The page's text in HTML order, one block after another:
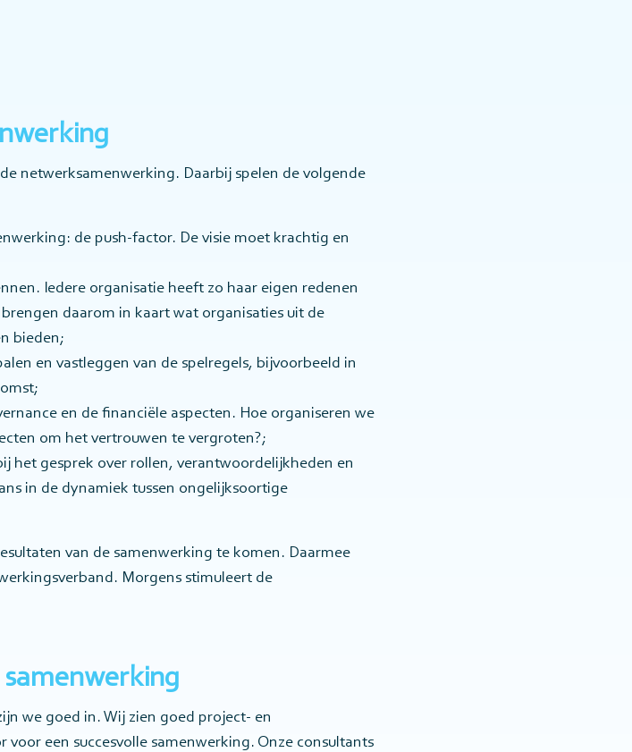
netwerksamenwerking. Daarbij spelen de volgende
de push-factor. De visie moet krachtig en
Iedere organisatie heeft zo haar eigen redenen
daarom in kaart wat organisaties uit de
bieden;
en vastleggen van de spelregels, bijvoorbeeld in
en de financiële aspecten. Hoe organiseren we
om het vertrouwen te vergroten?;
het gesprek over rollen, verantwoordelijkheden en
in de dynamiek tussen ongelijksoortige
van de samenwerking te komen. Daarmee
Morgens stimuleert de
samenwerking
we goed in. Wij zien goed project- en
een succesvolle samenwerking. Onze consultants